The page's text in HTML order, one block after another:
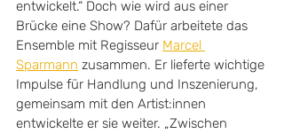
entwickelt.“ Doch wie wird aus einer
Brücke eine Show? Dafür arbeitete das
Ensemble mit Regisseur Marcel
Sparmann zusammen. Er lieferte wichtige
Impulse für Handlung und Inszenierung,
gemeinsam mit den Artist:innen
entwickelte er sie weiter. „Zwischen